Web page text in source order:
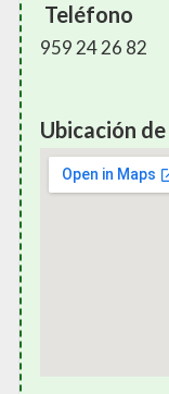
Teléfono
959 24 26 82
Ubicación